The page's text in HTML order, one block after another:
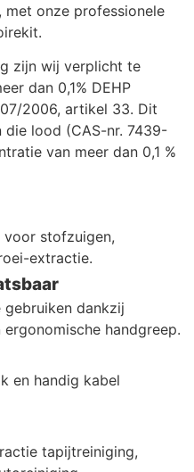
met onze professionele
zijn wij verplicht te
dan 0,1% DEHP
2006, artikel 33. Dit
lood (CAS-nr. 7439-
van meer dan 0,1 %
voor stofzuigen,
extractie.
dankzij
handgreep.
en handig kabel
tapijtreiniging,